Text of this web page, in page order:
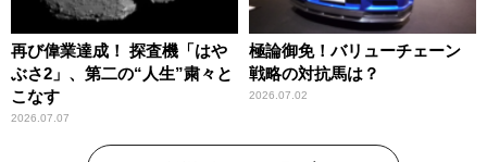
再び偉業達成！ 探査機「はや
ぶさ2」、第二の“人生”粛々と
こなす
2026.07.07
極論御免！バリューチェーン
戦略の対抗馬は？
2026.07.02